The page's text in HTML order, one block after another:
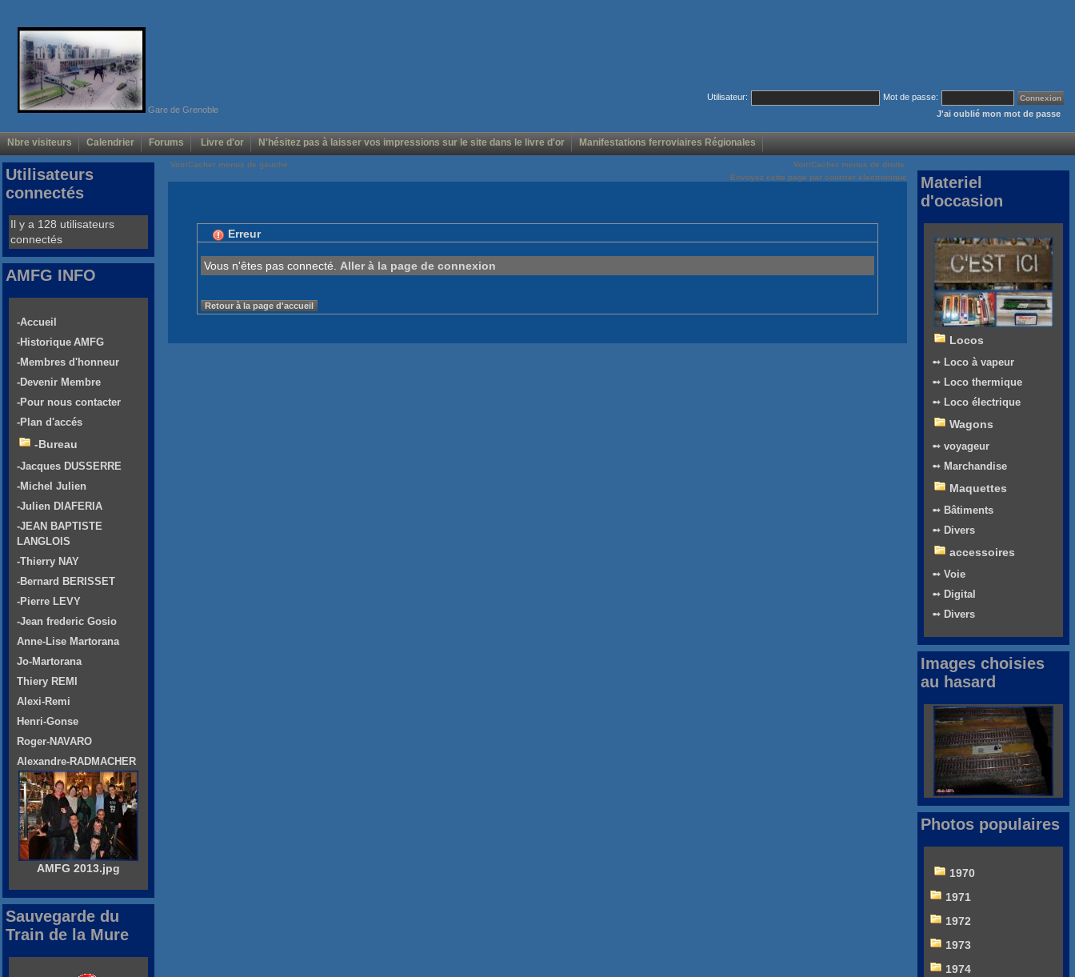
Gare de Grenoble
Utilisateur:
Mot de passe:
J'ai oublié mon mot de passe
Nbre visiteurs Calendrier Forums Livre d'or N'hésitez pas à laisser vos impressions sur le site dans le livre d'or Manifestations ferroviaires Régionales
Voir/Cacher menus de gauche
Voir/Cacher menus de droite
Envoyez cette page par courrier électronique
Erreur
Vous n'êtes pas connecté. Aller à la page de connexion
Retour à la page d'accueil
Utilisateurs
connectés
Il y a 128 utilisateurs
connectés
AMFG INFO
-Accueil
-Historique AMFG
-Membres d'honneur
-Devenir Membre
-Pour nous contacter
-Plan d'accés
-Bureau
-Jacques DUSSERRE
-Michel Julien
-Julien DIAFERIA
-JEAN BAPTISTE
LANGLOIS
-Thierry NAY
-Bernard BERISSET
-Pierre LEVY
-Jean frederic Gosio
Anne-Lise Martorana
Jo-Martorana
Thiery REMI
Alexi-Remi
Henri-Gonse
Roger-NAVARO
Alexandre-RADMACHER
AMFG 2013.jpg
Sauvegarde du
Train de la Mure
Materiel
d'occasion
Locos
➻ Loco à vapeur
➻ Loco thermique
➻ Loco électrique
Wagons
➻ voyageur
➻ Marchandise
Maquettes
➻ Bâtiments
➻ Divers
accessoires
➻ Voie
➻ Digital
➻ Divers
Images choisies
au hasard
Photos populaires
1970
1971
1972
1973
1974